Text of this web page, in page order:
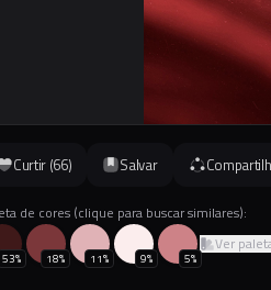
Curtir (66) Salvar
de cores (clique para buscar similares):
53% 18% 11% 9% 5%
Ver